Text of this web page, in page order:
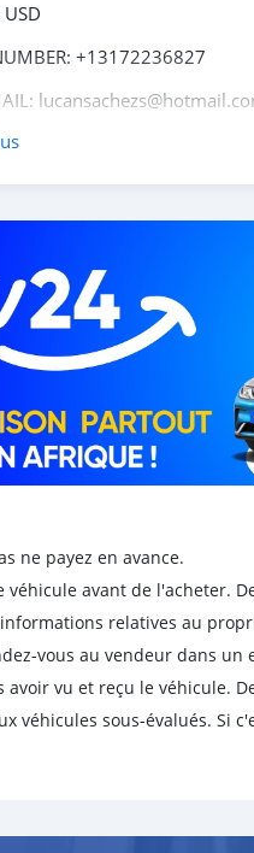
+13172236827
ne payez en avance.
véhicule avant de l'acheter.
relatives au
vous au vendeur dans
avoir vu et reçu le véhicule.
véhicules sous-évalués. Si